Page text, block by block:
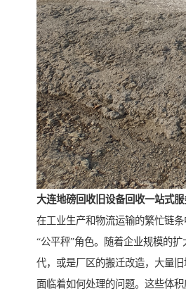
大连地磅回收旧设备回收一站式服
在工业生产和物流运输的繁忙链
“公平秤”角色。随着企业规模的
代，或是厂区的搬迁改造，大量
面临着如何处理的问题。这些体